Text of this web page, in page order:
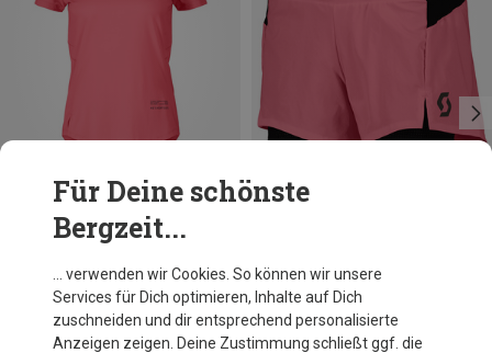
Du sparst 20%
Für Deine schönste
Bergzeit...
… verwenden wir Cookies. So können wir unsere
Services für Dich optimieren, Inhalte auf Dich
zuschneiden und dir entsprechend personalisierte
Anzeigen zeigen. Deine Zustimmung schließt ggf. die